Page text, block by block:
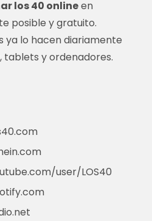
los 40 onlineen
posible y gratuito.
ya lo hacen diariamente
tablets y ordenadores.
user/LOS40